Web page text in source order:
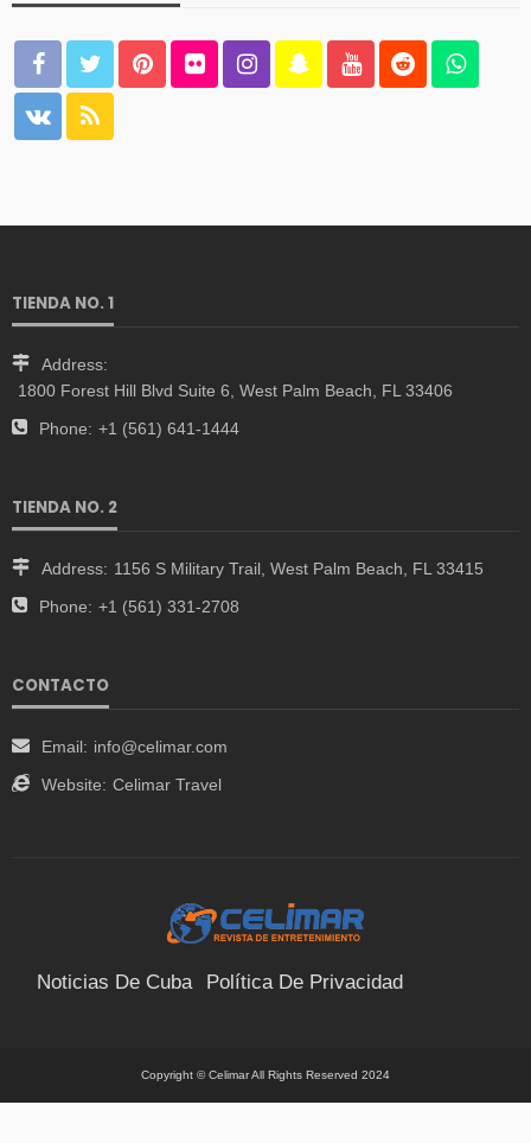
TIENDA NO. 1
Address:
1800 Forest Hill Blvd Suite 6, West Palm Beach, FL 33406
Phone: +1 (561) 641-1444
TIENDA NO. 2
Address: 1156 S Military Trail, West Palm Beach, FL 33415
Phone: +1 (561) 331-2708
CONTACTO
Email: info@celimar.com
Website: Celimar Travel
Noticias De Cuba Política De Privacidad
Copyright © Celimar All Rights Reserved 2024